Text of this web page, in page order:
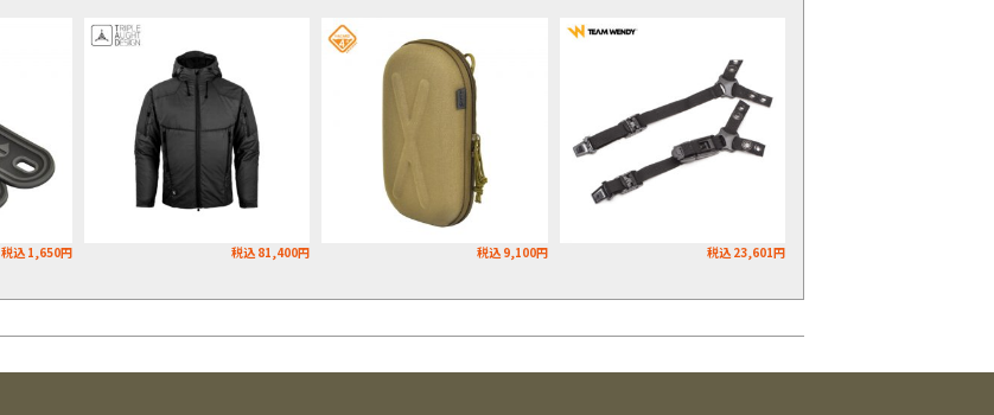
税込 1,650円 税込 81,400円 税込 9,100円 税込 23,601円